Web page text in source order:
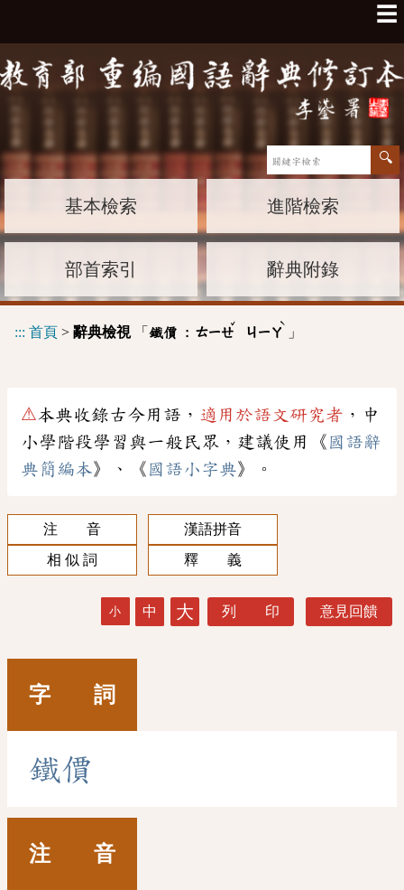
☰
基本檢索 進階檢索
部首索引 辭典附錄
::: 首頁 > 辭典檢視「 鐵價 : ㄊㄧㄝ
ˇ
ㄐㄧㄚ
ˋ
」
⚠本典收錄古今用語， 適用於語文研究者 ，中
小學階段學習與一般民眾，建議使用《 國語辭
典簡編本》、《 國語小字典》。
注 音
漢語拼音
相 似 詞
釋 義
小 中 大 列 印 意見回饋
字 詞
鐵價
注 音